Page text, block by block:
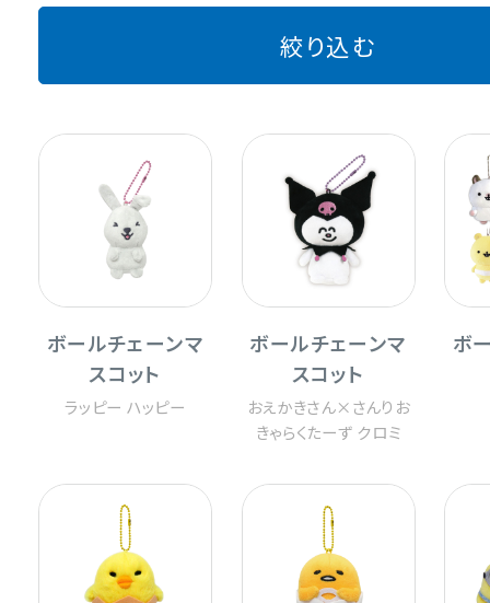
絞り込む
ボールチェーンマ
スコット
ラッピー ハッピー
ボールチェーンマ
スコット
おえかきさん×さんりお
きゃらくたーず クロミ
ボ